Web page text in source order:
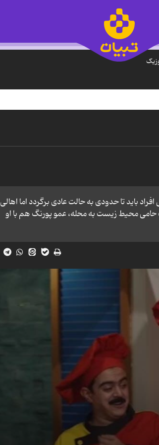
باید تا حدودی به حالت عادی برگردد اما اهالی
حامی محیط زیست به محله، عمو پورنگ هم با او